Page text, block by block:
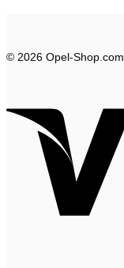
© 2026 Opel-Shop.com